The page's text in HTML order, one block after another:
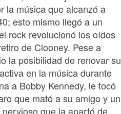
la música que alcanzó a
esto mismo llegó a un
rock revolucionó los oídos
de Clooney. Pese a
la posibilidad de renovar su
en la música durante
a Bobby Kennedy, le tocó
que mató a su amigo y un
que la apartó de